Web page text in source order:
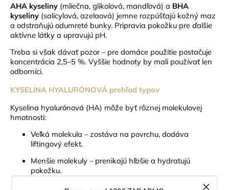
AHA kyseliny (mliečna, glikolová, mandľová) a BHA
kyseliny (salicylová, azelaová) jemne rozpúšťajú kožný maz
a odstraňujú odumreté bunky. Pripravia pokožku pre ďalšie
aktívne látky a upravujú pH.
Treba si však dávať pozor – pre domáce použitie postačuje
koncentrácia 2,5–5 %. Vyššie hodnoty by mali používať len
odborníci.
KYSELINA HYALURÓNOVÁ prehľad typov
Kyselina hyalurónová (HA) môže byť rôznej molekulovej
hmotnosti:
Veľká molekula – zostáva na povrchu, dodáva
liftingový efekt.
Menšie molekuly – prenikajú hlbšie a hydratujú
pokožku.